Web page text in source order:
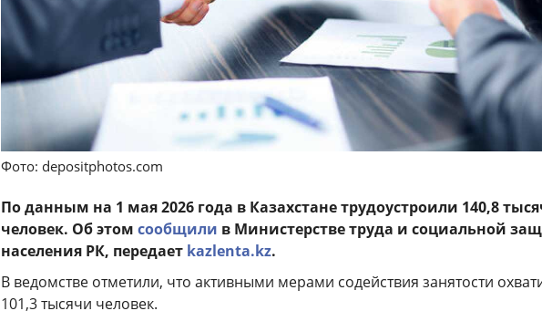
Фото: depositphotos.com
По данным на 1 мая 2026 года в Казахстане трудоустроили 140,8
человек. Об этом сообщили в Министерстве труда и социальной
населения РК, передает kazlenta.kz.
В ведомстве отметили, что активными мерами содействия занятости
101,3 тысячи человек.